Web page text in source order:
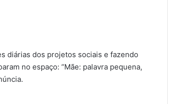
diárias dos projetos sociais e fazendo
no espaço: “Mãe: palavra pequena,